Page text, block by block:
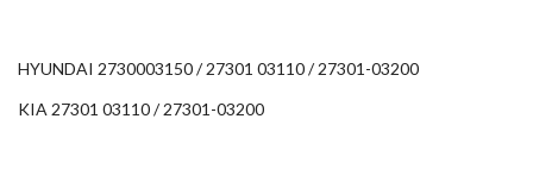
HYUNDAI 2730003150 / 27301 03110 / 27301-03200
KIA 27301 03110 / 27301-03200